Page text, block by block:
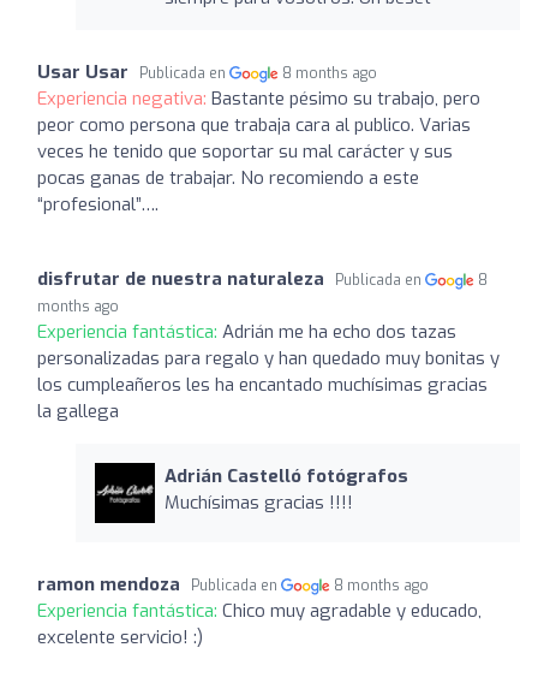
Usar Usar Publicada en 8 months ago
Experiencia negativa: Bastante pésimo su trabajo, pero
peor como persona que trabaja cara al publico. Varias
veces he tenido que soportar su mal carácter y sus
pocas ganas de trabajar. No recomiendo a este
“profesional”….
disfrutar de nuestra naturaleza Publicada en
8
months ago
Experiencia fantástica: Adrián me ha echo dos tazas
personalizadas para regalo y han quedado muy bonitas y
los cumpleañeros les ha encantado muchísimas gracias
la gallega
Adrián Castelló fotógrafos
Muchísimas gracias !!!!
ramon mendoza Publicada en 8 months ago
Experiencia fantástica: Chico muy agradable y educado,
excelente servicio! :)